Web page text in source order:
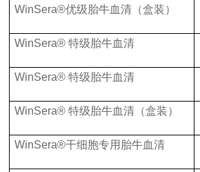
WinSera®优级胎牛血清（盒装）
WinSera® 特级胎牛血清
WinSera® 特级胎牛血清
WinSera® 特级胎牛血清（盒装）
WinSera®干细胞专用胎牛血清